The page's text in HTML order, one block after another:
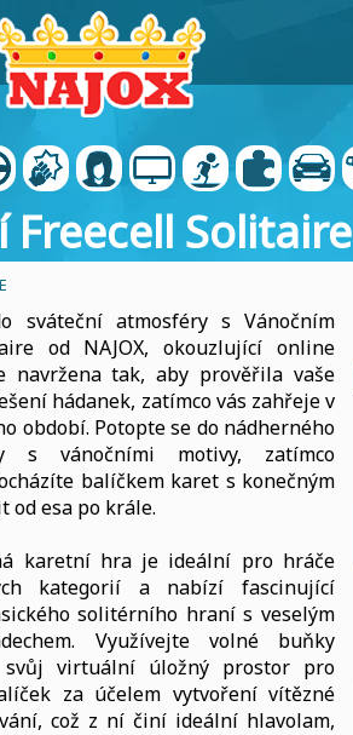
Freecell Solitaire
sváteční atmosféry s Vánočním
od NAJOX, okouzlující online
navržena tak, aby prověřila vaše
hádanek, zatímco vás zahřeje v
období. Potopte se do nádherného
s vánočními motivy, zatímco
balíčkem karet s konečným
od esa po krále.
karetní hra je ideální pro hráče
kategorií a nabízí fascinující
solitérního hraní s veselým
Využívejte volné buňky
svůj virtuální úložný prostor pro
za účelem vytvoření vítězné
což z ní činí ideální hlavolam,